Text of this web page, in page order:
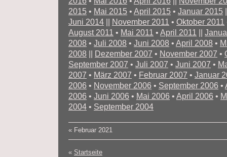
2015 • Mai 2015 • April 2015 • Januar 2015
Juni 2014
November 2011 • Oktober 2011
August 2011 • Mai 2011 • April 2011
2008 • Juli 2008 • Juni 2008 • April 2008 •
2008
Dezember 2007 • November 2007 •
September 2007 • Juli 2007 • Juni 2007 •
2007 • März 2007 • Februar 2007 • Januar
2006 • November 2006 • September 2006 •
2006 • Juni 2006 • Mai 2006 • April 2006 •
2004 • September 2004
« Februar 2021
« Startseite